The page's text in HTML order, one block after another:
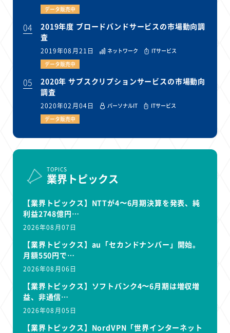
データ販売中
04
2019年度 ブロードバンドサービスの市場動向調
査
2019年08月21日 ネットワーク
ITサービス
データ販売中
05
2020年 サブスクリプションサービスの市場動向
調査
2020年02月04日 パーソナルIT
ITサービス
データ販売中
TOPICS
業界トピックス
【業界トピックス】NTTが4〜6月期決算を発表、純
利益2748億円…
2026年08月07日
【業界トピックス】au「セカンドナンバー」開始。
月額550円で…
2026年08月06日
【業界トピックス】ソフトバンク4〜6月期は増収増
益、非通信…
2026年08月05日
【業界トピックス】NordVPN「世界インターネット